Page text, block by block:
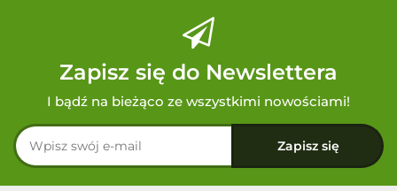
Zapisz się do Newslettera
I bądź na bieżąco ze wszystkimi nowościami!